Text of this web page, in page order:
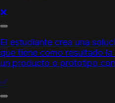
❌
El estudiante crea una
que tiene como resultado
un producto o prototipo
✅